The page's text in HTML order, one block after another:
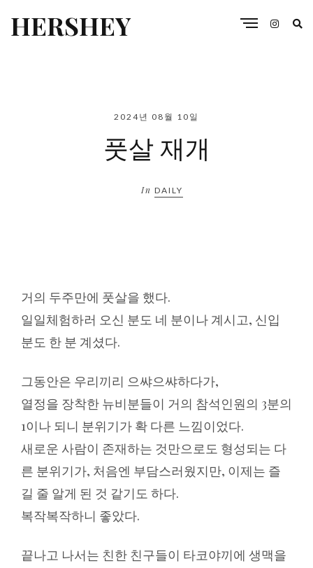
HERSHEY
2024년 08월 10일
풋살 재개
In DAILY
거의 두주만에 풋살을 했다.
일일체험하러 오신 분도 네 분이나 계시고, 신입
분도 한 분 계셨다.
그동안은 우리끼리 으쌰으쌰하다가,
열정을 장착한 뉴비분들이 거의 참석인원의 3분의
1이나 되니 분위기가 확 다른 느낌이었다.
새로운 사람이 존재하는 것만으로도 형성되는 다
른 분위기가, 처음엔 부담스러웠지만, 이제는 즐
길 줄 알게 된 것 같기도 하다.
복작복작하니 좋았다.
끝나고 나서는 친한 친구들이 타코야끼에 생맥을